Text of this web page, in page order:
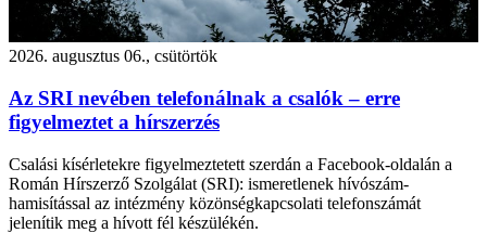
2026. augusztus 06., csütörtök
Az SRI nevében telefonálnak a csalók – erre
figyelmeztet a hírszerzés
Csalási kísérletekre figyelmeztetett szerdán a Facebook-oldalán a
Román Hírszerző Szolgálat (SRI): ismeretlenek hívószám-
hamisítással az intézmény közönségkapcsolati telefonszámát
jelenítik meg a hívott fél készülékén.